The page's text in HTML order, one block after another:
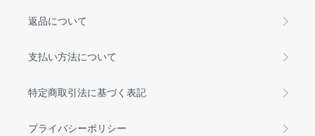
返品について
支払い方法について
特定商取引法に基づく表記
プライバシーポリシー